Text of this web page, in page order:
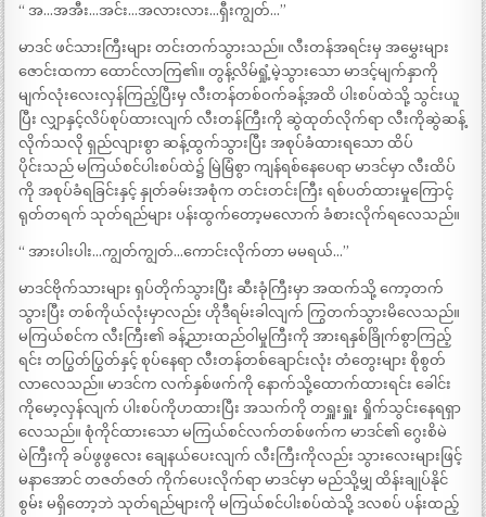
“ အ…အအီး…အင်း…အလားလား…ရှီးကျွတ်…”
မာဒင် ဖင်သားကြီးများ တင်းတက်သွားသည်။ လီးတန်အရင်းမှ အမွှေးများ
ဇောင်းထကာ ထောင်လာကြ၏။ တွန့်လိမ်ရှုံ့မဲ့သွားသော မာဒင့်မျက်နှာကို
မျက်လုံးလေးလှန်ကြည့်ပြီးမှ လီးတန်တစ်ဝက်ခန့်အထိ ပါးစပ်ထဲသို့ သွင်းယူ
ပြီး လျှာနှင့်လိပ်စုပ်ထားလျက် လီးတန်ကြီးကို ဆွဲထုတ်လိုက်ရာ လီးကိုဆွဲဆန့်
လိုက်သလို ရှည်လျားစွာ ဆန့်ထွက်သွားပြီး အစုပ်ခံထားရသော ထိပ်
ပိုင်းသည် မကြယ်စင်ပါးစပ်ထဲ၌ မြဲမြံစွာ ကျန်ရစ်နေပေရာ မာဒင်မှာ လီးထိပ်
ကို အစုပ်ခံရခြင်းနှင့် နှုတ်ခမ်းအစုံက တင်းတင်းကြီး ရစ်ပတ်ထားမှုကြောင့်
ရုတ်တရက် သုတ်ရည်များ ပန်းထွက်တော့မလောက် ခံစားလိုက်ရလေသည်။
“ အားပါးပါး…ကျွတ်ကျွတ်…ကောင်းလိုက်တာ မမရယ်…”
မာဒင်ဗိုက်သားများ ရှပ်တိုက်သွားပြီး ဆီးခုံကြီးမှာ အထက်သို့ ကော့တက်
သွားပြီး တစ်ကိုယ်လုံးမှာလည်း ဟိုဒီရမ်းခါလျက် ကြွတက်သွားမိလေသည်။
မကြယ်စင်က လီးကြီး၏ ခန့်ညားထည်ဝါမှုကြီးကို အားရနှစ်ခြိုက်စွာကြည့်
ရင်း တပြွတ်ပြွတ်နှင့် စုပ်နေရာ လီးတန်တစ်ချောင်းလုံး တံတွေးများ စိုစွတ်
လာလေသည်။ မာဒင်က လက်နှစ်ဖက်ကို နောက်သို့ထောက်ထားရင်း ခေါင်း
ကိုမော့လှန်လျက် ပါးစပ်ကိုဟထားပြီး အသက်ကို တရှူးရှူး ရှိုက်သွင်းနေရရှာ
လေသည်။ စုံကိုင်ထားသော မကြယ်စင်လက်တစ်ဖက်က မာဒင်၏ ဂွေးစိမဲ
မဲကြီးကို ခပ်ဖွဖွလေး ချေနယ်ပေးလျက် လီးကြီးကိုလည်း သွားလေးများဖြင့်
မနာအောင် တဇတ်ဇတ် ကိုက်ပေးလိုက်ရာ မာဒင်မှာ မည်သို့မျှ ထိန်းချုပ်နိုင်
စွမ်း မရှိတော့ဘဲ သုတ်ရည်များကို မကြယ်စင်ပါးစပ်ထဲသို့ ဒလစပ် ပန်းထည့်